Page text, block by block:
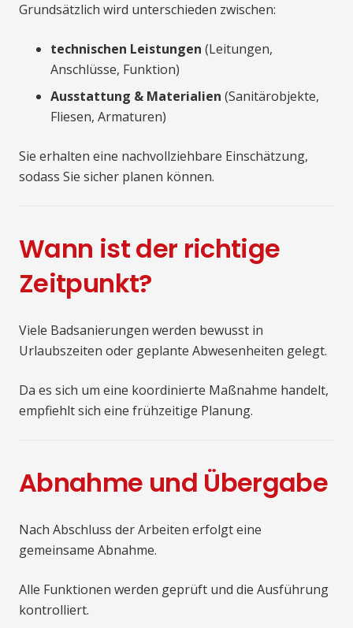
Grundsätzlich wird unterschieden zwischen:
technischen Leistungen (Leitungen,
Anschlüsse, Funktion)
Ausstattung & Materialien (Sanitärobjekte,
Fliesen, Armaturen)
Sie erhalten eine nachvollziehbare Einschätzung,
sodass Sie sicher planen können.
Wann ist der richtige
Zeitpunkt?
Viele Badsanierungen werden bewusst in
Urlaubszeiten oder geplante Abwesenheiten gelegt.
Da es sich um eine koordinierte Maßnahme handelt,
empfiehlt sich eine frühzeitige Planung.
Abnahme und Übergabe
Nach Abschluss der Arbeiten erfolgt eine
gemeinsame Abnahme.
Alle Funktionen werden geprüft und die Ausführung
kontrolliert.